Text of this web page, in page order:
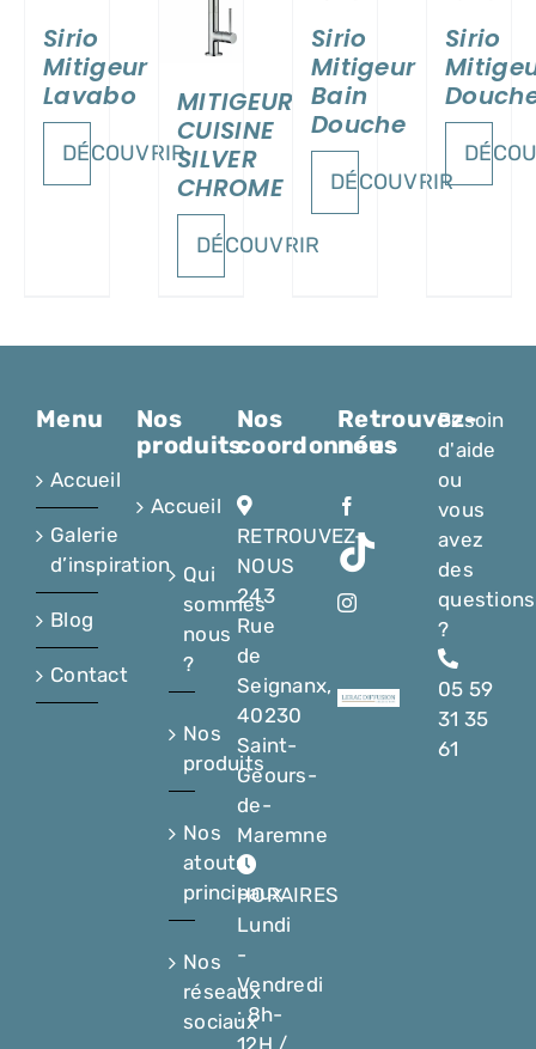
Sirio
Mitigeur
Lavabo
DÉCOUVRIR
MITIGEUR
CUISINE
SILVER
CHROME
DÉCOUVRIR
Sirio
Mitigeur
Bain
Douche
DÉCOUVRIR
Sirio
Menu
Accueil
Galerie
d’inspiration
Blog
Contact
Nos
produits
Accueil
Qui
sommes
nous
?
Nos
produits
Nos
atouts
principaux
Nos
réseaux
sociaux
Nos
coordonnées
RETROUVEZ-
NOUS
243
Rue
de
Seignanx,
40230
Saint-
Geours-
de-
Maremne
HORAIRES
Lundi
-
Vendredi
: 8h-
Retrouvez-
nous
Besoin
d'aide
ou
vous
avez
des
questions
?
05 59
31 35
61